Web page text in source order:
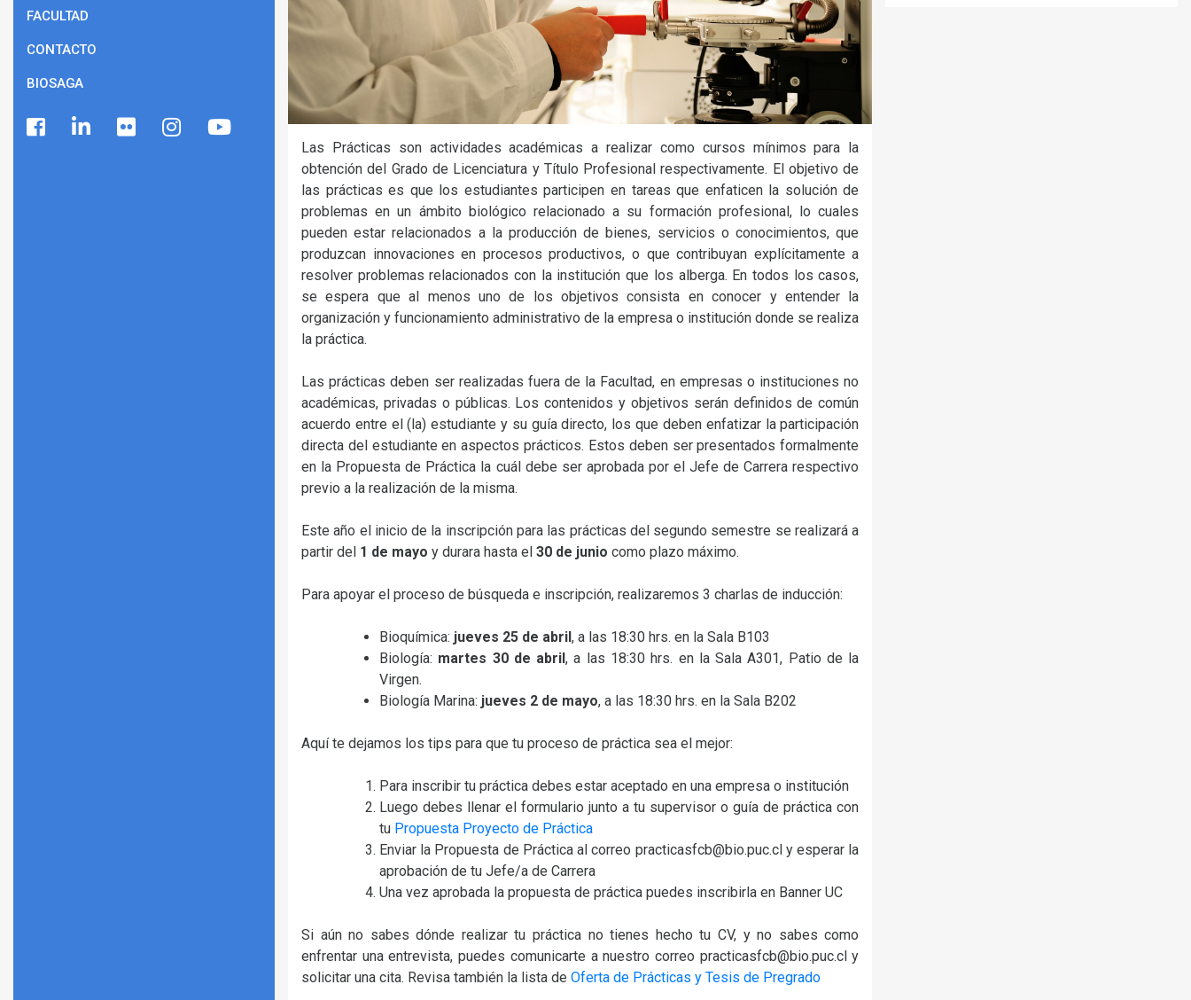
Las Prácticas son actividades académicas a realizar como cursos mínimos para la
obtención del Grado de Licenciatura y Título Profesional respectivamente. El objetivo de
las prácticas es que los estudiantes participen en tareas que enfaticen la solución de
problemas en un ámbito biológico relacionado a su formación profesional, lo cuales
pueden estar relacionados a la producción de bienes, servicios o conocimientos, que
produzcan innovaciones en procesos productivos, o que contribuyan explícitamente a
resolver problemas relacionados con la institución que los alberga. En todos los casos,
se espera que al menos uno de los objetivos consista en conocer y entender la
organización y funcionamiento administrativo de la empresa o institución donde se realiza
la práctica.
Las prácticas deben ser realizadas fuera de la Facultad, en empresas o instituciones no
académicas, privadas o públicas. Los contenidos y objetivos serán definidos de común
acuerdo entre el (la) estudiante y su guía directo, los que deben enfatizar la participación
directa del estudiante en aspectos prácticos. Estos deben ser presentados formalmente
en la Propuesta de Práctica la cuál debe ser aprobada por el Jefe de Carrera respectivo
previo a la realización de la misma.
Este año el inicio de la inscripción para las prácticas del segundo semestre se realizará a
partir del 1 de mayo y durara hasta el 30 de junio como plazo máximo.
Para apoyar el proceso de búsqueda e inscripción, realizaremos 3 charlas de inducción:
Bioquímica: jueves 25 de abril, a las 18:30 hrs. en la Sala B103
Biología: martes 30 de abril, a las 18:30 hrs. en la Sala A301, Patio de la
Virgen.
Biología Marina: jueves 2 de mayo, a las 18:30 hrs. en la Sala B202
Aquí te dejamos los tips para que tu proceso de práctica sea el mejor:
Para inscribir tu práctica debes estar aceptado en una empresa o institución
Luego debes llenar el formulario junto a tu supervisor o guía de práctica con
tu Propuesta Proyecto de Práctica
Enviar la Propuesta de Práctica al correo practicasfcb@bio.puc.cl y esperar la
aprobación de tu Jefe/a de Carrera
Una vez aprobada la propuesta de práctica puedes inscribirla en Banner UC
Si aún no sabes dónde realizar tu práctica no tienes hecho tu CV, y no sabes como
enfrentar una entrevista, puedes comunicarte a nuestro correo practicasfcb@bio.puc.cl y
solicitar una cita. Revisa también la lista de Oferta de Prácticas y Tesis de Pregrado
FACULTAD
CONTACTO
BIOSAGA